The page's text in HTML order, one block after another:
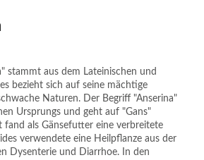
stammt aus dem Lateinischen und
bezieht sich auf seine mächtige
Naturen. Der Begriff "Anserina"
Ursprungs und geht auf "Gans"
fand als Gänsefutter eine verbreitete
verwendete eine Heilpflanze aus der
Dysenterie und Diarrhoe. In den